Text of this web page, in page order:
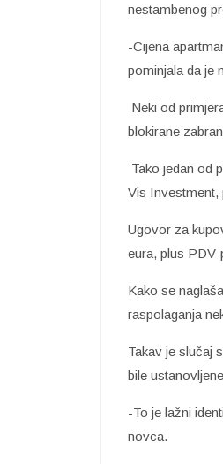
nestambenog
-Cijena
pominjala da je
Neki od
blokirane
Tako jedan od
Vis Investment,
Ugovor za
eura, plus
Kako se
raspolaganja
Takav je slučaj
bile
-To je lažni
novca.